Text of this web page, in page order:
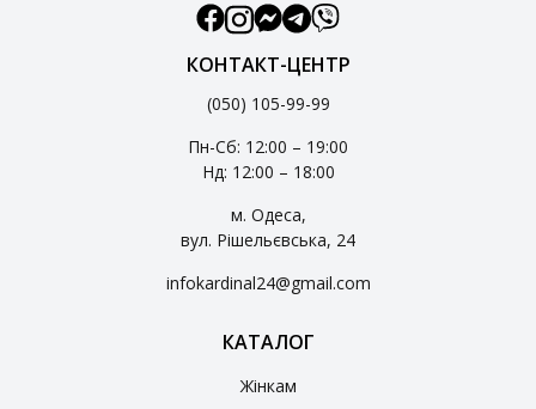
КОНТАКТ-ЦЕНТР
(050) 105-99-99
Пн-Сб: 12:00 – 19:00
Нд: 12:00 – 18:00
м. Одеса,
вул. Рішельєвська, 24
infokardinal24@gmail.com
КАТАЛОГ
Жінкам